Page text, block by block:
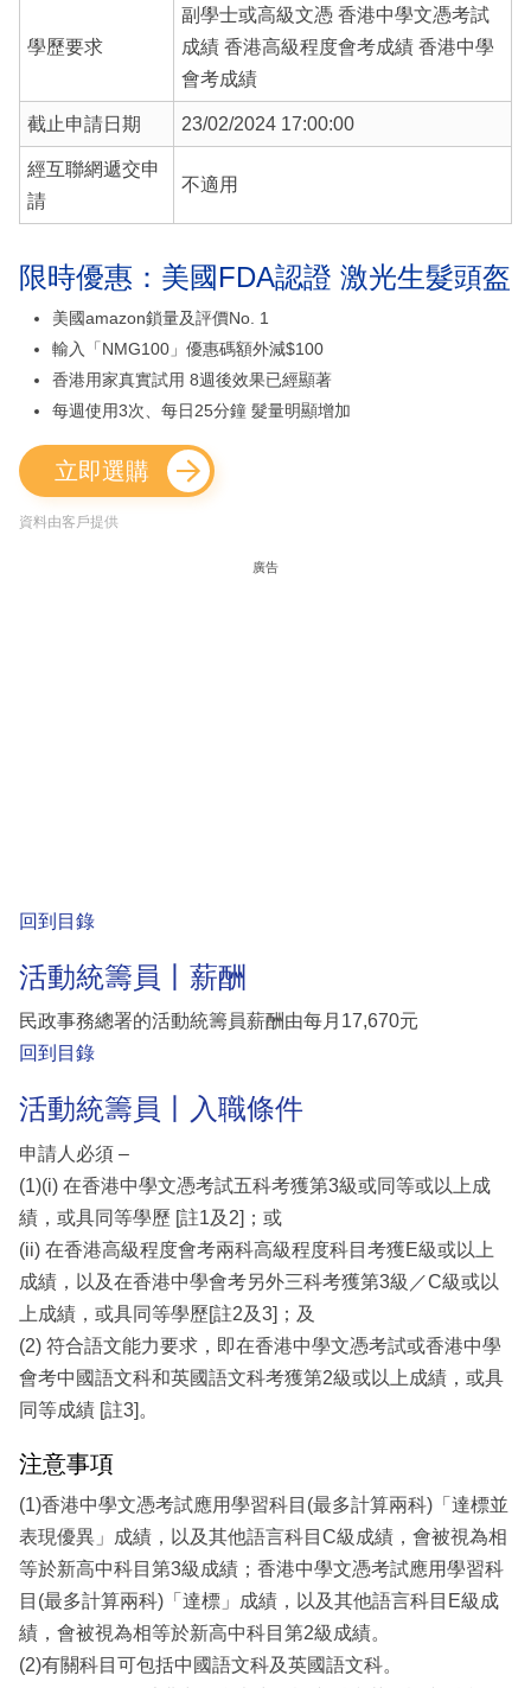
學歷要求
副學士或高級文憑 香港中學文憑考試
成績 香港高級程度會考成績 香港中學
會考成績
截止申請日期 23/02/2024 17:00:00
經互聯網遞交申
請
不適用
限時優惠：美國FDA認證 激光生髮頭盔
美國amazon鎖量及評價No. 1
輸入「NMG100」優惠碼額外減$100
香港用家真實試用 8週後效果已經顯著
每週使用3次、每日25分鐘 髮量明顯增加
立即選購
資料由客戶提供
廣告
回到目錄
活動統籌員丨薪酬
民政事務總署的活動統籌員薪酬由每月17,670元
回到目錄
活動統籌員丨入職條件
申請人必須 –
(1)(i) 在香港中學文憑考試五科考獲第3級或同等或以上成
績，或具同等學歷 [註1及2]；或
(ii) 在香港高級程度會考兩科高級程度科目考獲E級或以上
成績，以及在香港中學會考另外三科考獲第3級／C級或以
上成績，或具同等學歷[註2及3]；及
(2) 符合語文能力要求，即在香港中學文憑考試或香港中學
會考中國語文科和英國語文科考獲第2級或以上成績，或具
同等成績 [註3]。
注意事項
(1)香港中學文憑考試應用學習科目(最多計算兩科)「達標並
表現優異」成績，以及其他語言科目C級成績，會被視為相
等於新高中科目第3級成績；香港中學文憑考試應用學習科
目(最多計算兩科)「達標」成績，以及其他語言科目E級成
績，會被視為相等於新高中科目第2級成績。
(2)有關科目可包括中國語文科及英國語文科。